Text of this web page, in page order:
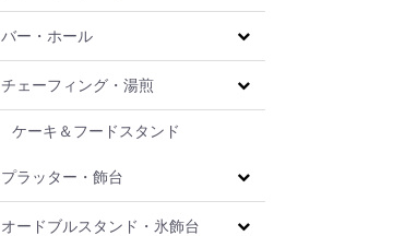
バー・ホール
チェーフィング・湯煎
ケーキ＆フードスタンド
プラッター・飾台
オードブルスタンド・氷飾台